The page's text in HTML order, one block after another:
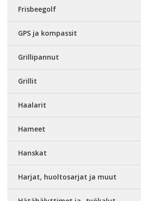
Frisbeegolf
GPS ja kompassit
Grillipannut
Grillit
Haalarit
Hameet
Hanskat
Harjat, huoltosarjat ja muut